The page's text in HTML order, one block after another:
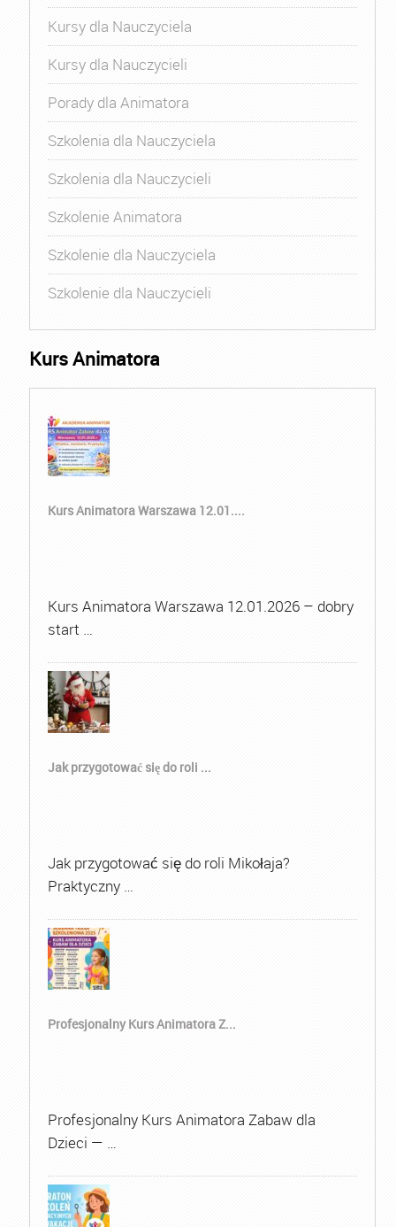
Kursy dla Nauczyciela
Kursy dla Nauczycieli
Porady dla Animatora
Szkolenia dla Nauczyciela
Szkolenia dla Nauczycieli
Szkolenie Animatora
Szkolenie dla Nauczyciela
Szkolenie dla Nauczycieli
Kurs Animatora
Kurs Animatora Warszawa 12.01....
Kurs Animatora Warszawa 12.01.2026 – dobry
start …
Jak przygotować się do roli ...
Jak przygotować się do roli Mikołaja?
Praktyczny …
Profesjonalny Kurs Animatora Z...
Profesjonalny Kurs Animatora Zabaw dla
Dzieci — …